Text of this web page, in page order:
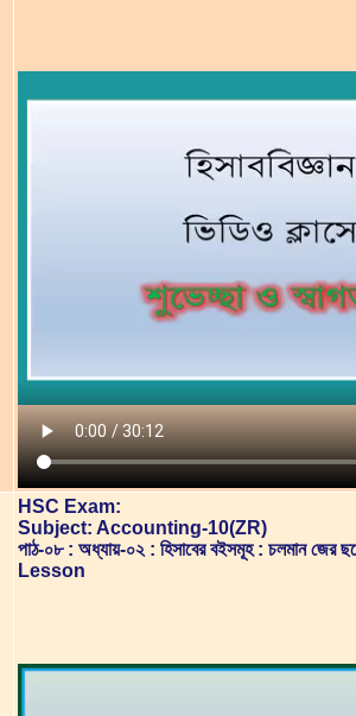
HSC Exam:
Subject: Accounting-10(ZR)
পাঠ-০৮ : অধ্যায়-০২ : হিসাবের বইসমূহ : চলমান
Lesson